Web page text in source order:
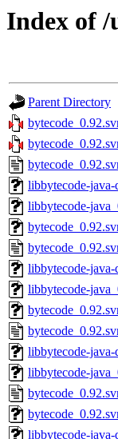
Index of /
Parent Directory
libbytecode-
libbytecode-
libbytecode-
libbytecode-
libbytecode-
libbytecode-
libbytecode-